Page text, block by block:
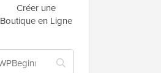
Créer une
Boutique en Ligne